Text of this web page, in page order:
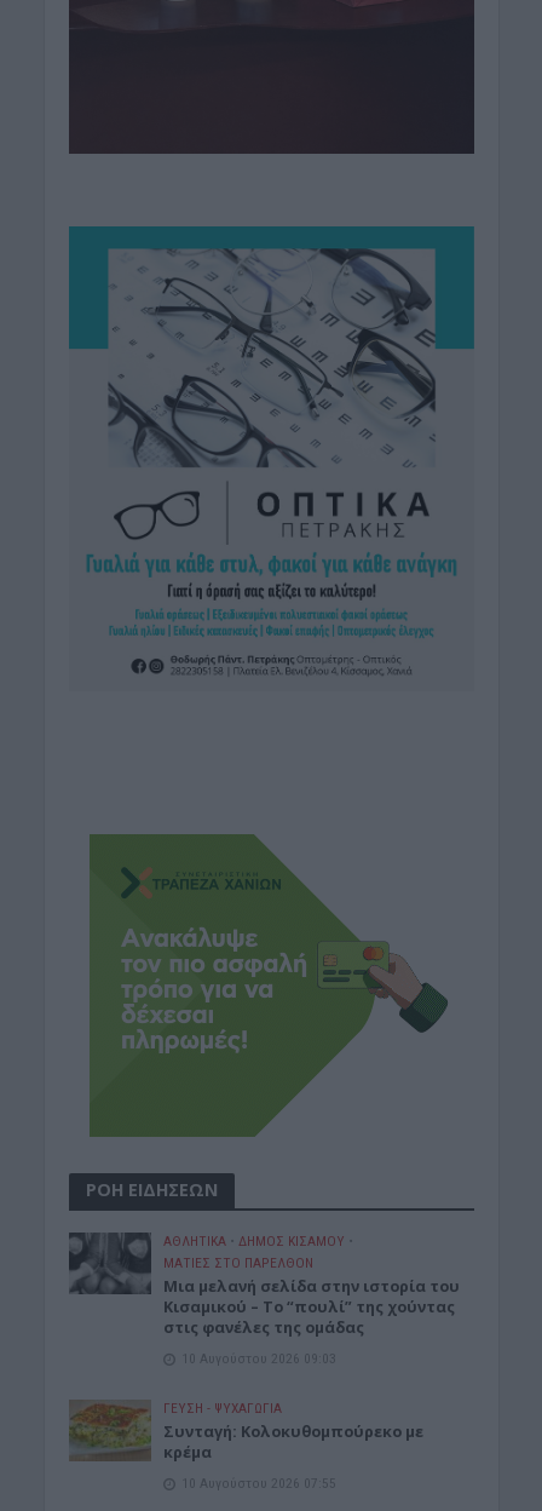
ΡΟΗ ΕΙΔΗΣΕΩΝ
ΑΘΛΗΤΙΚΑ • ΔΉΜΟΣ ΚΙΣΆΜΟΥ •
ΜΑΤΙΕΣ ΣΤΟ ΠΑΡΕΛΘΟΝ
Μια μελανή σελίδα στην ιστορία του
Κισαμικού – Το “πουλί” της χούντας
στις φανέλες της ομάδας
10 Αυγούστου 2026 09:03
ΓΕΎΣΗ - ΨΥΧΑΓΩΓΊΑ
Συνταγή: Κολοκυθομπούρεκο με
κρέμα
10 Αυγούστου 2026 07:55